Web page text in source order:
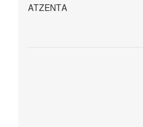
ΑΤΖΕΝΤΑ